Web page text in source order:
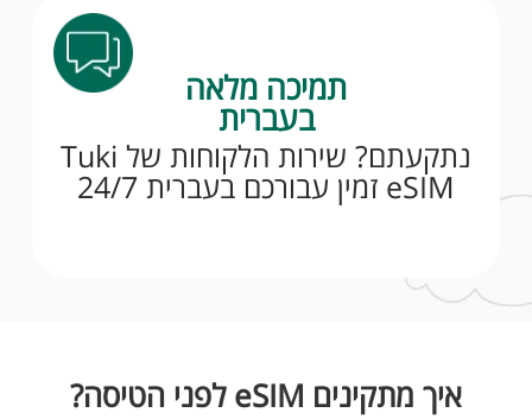
תמיכה מלאה
בעברית
נתקעתם? שירות הלקוחות של Tuki
eSIM זמין עבורכם בעברית 24/7
איך מתקינים eSIM לפני הטיסה?